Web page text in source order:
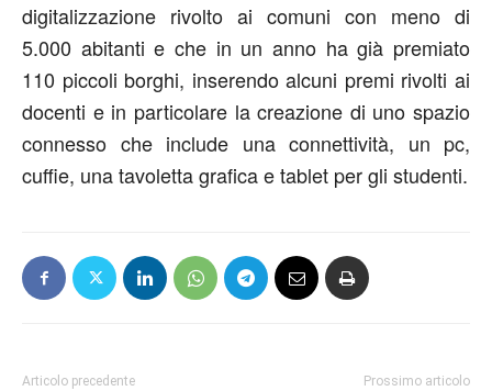
digitalizzazione rivolto ai comuni con meno di
5.000 abitanti e che in un anno ha già premiato
110 piccoli borghi, inserendo alcuni premi rivolti ai
docenti e in particolare la creazione di uno spazio
connesso che include una connettività, un pc,
cuffie, una tavoletta grafica e tablet per gli studenti.
Articolo precedente Prossimo articolo